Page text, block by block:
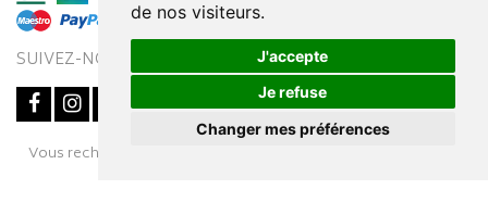
de nos visiteurs.
J'accepte
Je refuse
Changer mes préférences
SUIVEZ-NOUS SUR
Vous recherchez un médicament ? Découvrez la pharmacie en